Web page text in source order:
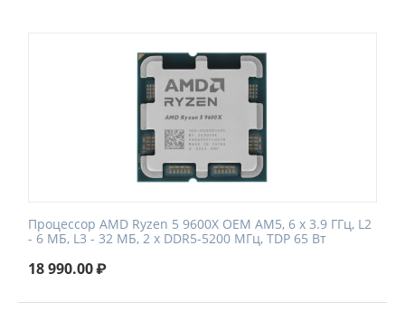
Процессор AMD Ryzen 5 9600X OEM AM5, 6 x 3.9 ГГц, L2
- 6 МБ, L3 - 32 МБ, 2 х DDR5-5200 МГц, TDP 65 Вт
18 990.00₽